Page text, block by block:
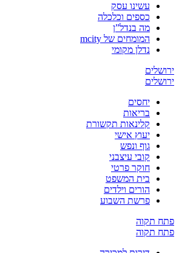
עשינו עסק
כספים וכלכלה
מה בנדל”ן
המומחים של mcity
נדלן מקומי
יחסים
בריאות
קלינאות תקשורת
יעוץ אישי
גוף ונפש
קובי עיצבני
חוקר פרטי
בית המשפט
הורים וילדים
פרשת השבוע
תקוה
תקוה